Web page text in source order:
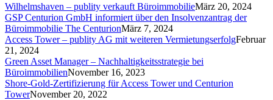
Wilhelmshaven – publity verkauft BüroimmobilieMärz 20, 2024
GSP Centurion GmbH informiert über den Insolvenzantrag der
Büroimmobilie The CenturionMärz 7, 2024
Access Tower – publity AG mit weiteren VermietungserfolgFebruar
21, 2024
Green Asset Manager – Nachhaltigkeitsstrategie bei
BüroimmobilienNovember 16, 2023
Shore-Gold-Zertifizierung für Access Tower und Centurion
TowerNovember 20, 2022